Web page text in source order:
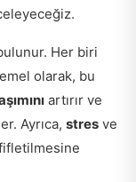
Her biri
olarak, bu
artırır ve
Ayrıca, stres ve